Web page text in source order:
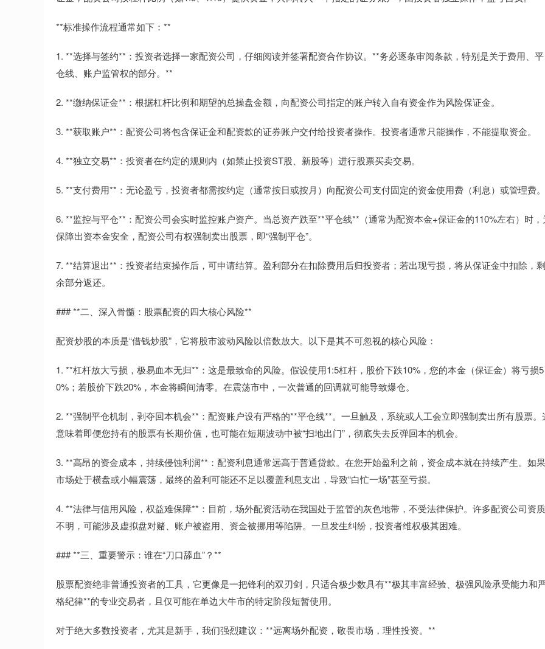
**标准操作流程通常如下：**
1. **选择与签约**：投资者选择一家配资公司，仔细阅读并签署配资合作协议。**务必逐条审阅条款，特别是关于费用、平
仓线、账户监管权的部分。**
2. **缴纳保证金**：根据杠杆比例和期望的总操盘金额，向配资公司指定的账户转入自有资金作为风险保证金。
3. **获取账户**：配资公司将包含保证金和配资款的证券账户交付给投资者操作。投资者通常只能操作，不能提取资金。
4. **独立交易**：投资者在约定的规则内（如禁止投资ST股、新股等）进行股票买卖交易。
5. **支付费用**：无论盈亏，投资者都需按约定（通常按日或按月）向配资公司支付固定的资金使用费（利息）或管理费。
6. **监控与平仓**：配资公司会实时监控账户资产。当总资产跌至**平仓线**（通常为配资本金+保证金的110%左右）时，
保障出资本金安全，配资公司有权强制卖出股票，即“强制平仓”。
7. **结算退出**：投资者结束操作后，可申请结算。盈利部分在扣除费用后归投资者；若出现亏损，将从保证金中扣除，剩
余部分返还。
### **二、深入骨髓：股票配资的四大核心风险**
配资炒股的本质是“借钱炒股”，它将股市波动风险以倍数放大。以下是其不可忽视的核心风险：
1. **杠杆放大亏损，极易血本无归**：这是最致命的风险。假设使用1:5杠杆，股价下跌10%，您的本金（保证金）将亏损5
0%；若股价下跌20%，本金将瞬间清零。在震荡市中，一次普通的回调就可能导致爆仓。
2. **强制平仓机制，剥夺回本机会**：配资账户设有严格的**平仓线**。一旦触及，系统或人工会立即强制卖出所有股票。
意味着即便您持有的股票有长期价值，也可能在短期波动中被“扫地出门”，彻底失去反弹回本的机会。
3. **高昂的资金成本，持续侵蚀利润**：配资利息通常远高于普通贷款。在您开始盈利之前，资金成本就在持续产生。如果
市场处于横盘或小幅震荡，最终的盈利可能还不足以覆盖利息支出，导致“白忙一场”甚至亏损。
4. **法律与信用风险，权益难保障**：目前，场外配资活动在我国处于监管的灰色地带，不受法律保护。许多配资公司资质
不明，可能涉及虚拟盘对赌、账户被盗用、资金被挪用等陷阱。一旦发生纠纷，投资者维权极其困难。
### **三、重要警示：谁在“刀口舔血”？**
股票配资绝非普通投资者的工具，它更像是一把锋利的双刃剑，只适合极少数具有**极其丰富经验、极强风险承受能力和
格纪律**的专业交易者，且仅可能在单边大牛市的特定阶段短暂使用。
对于绝大多数投资者，尤其是新手，我们强烈建议：**远离场外配资，敬畏市场，理性投资。**